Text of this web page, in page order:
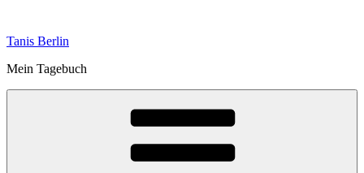
springen
Tanis Berlin
Mein Tagebuch